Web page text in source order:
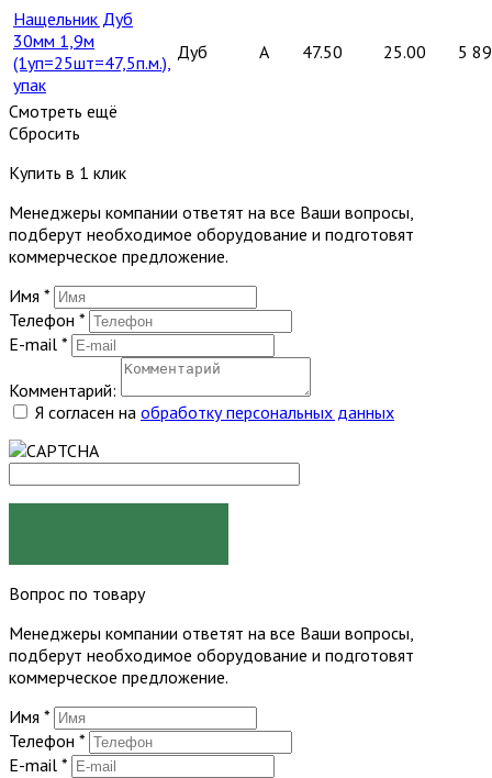
Нащельник Дуб
30мм 1,9м
(1уп=25шт=47,5п.м.),
упак
Дуб A 47.50 25.00 5
Смотреть ещё
Сбросить
Купить в 1 клик
Менеджеры компании ответят на все Ваши вопросы,
подберут необходимое оборудование и подготовят
коммерческое предложение.
Имя *
Телефон *
E-mail *
Комментарий:
Я согласен на обработку персональных данных
Вопрос по товару
Менеджеры компании ответят на все Ваши вопросы,
подберут необходимое оборудование и подготовят
коммерческое предложение.
Имя *
Телефон *
E-mail *